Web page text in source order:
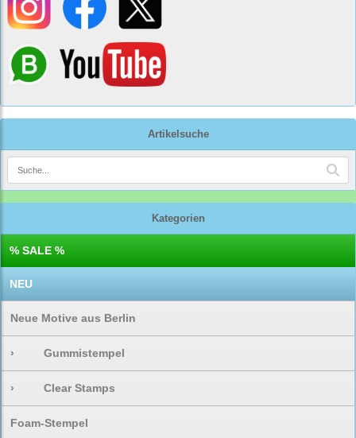
Artikelsuche
Kategorien
% SALE %
NEU
Neue Motive aus Berlin
› Gummistempel
› Clear Stamps
Foam-Stempel